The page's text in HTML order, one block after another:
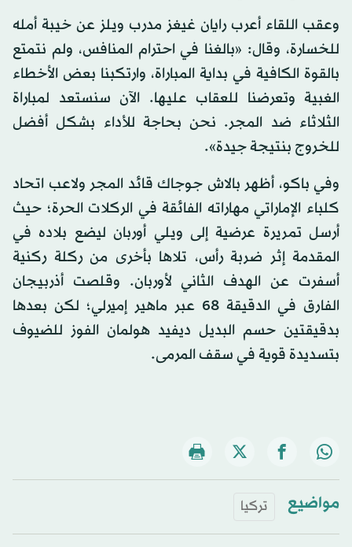
وعقب اللقاء أعرب رايان غيغز مدرب ويلز عن خيبة أمله
للخسارة، وقال: «بالغنا في احترام المنافس، ولم نتمتع
بالقوة الكافية في بداية المباراة، وارتكبنا بعض الأخطاء
الغبية وتعرضنا للعقاب عليها. الآن سنستعد لمباراة
الثلاثاء ضد المجر. نحن بحاجة للأداء بشكل أفضل
للخروج بنتيجة جيدة».
وفي باكو، أظهر بالاش جوجاك قائد المجر ولاعب اتحاد
كلباء الإماراتي مهاراته الفائقة في الركلات الحرة؛ حيث
أرسل تمريرة عرضية إلى ويلي أوربان ليضع بلاده في
المقدمة إثر ضربة رأس، تلاها بأخرى من ركلة ركنية
أسفرت عن الهدف الثاني لأوربان. وقلصت أذربيجان
الفارق في الدقيقة 68 عبر ماهير إميرلي؛ لكن بعدها
بدقيقتين حسم البديل ديفيد هولمان الفوز للضيوف
بتسديدة قوية في سقف المرمى.
مواضيع تركيا